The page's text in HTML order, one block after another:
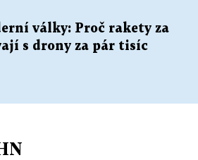
války: Proč rakety za
s drony za pár tisíc